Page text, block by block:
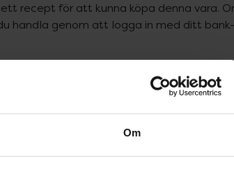
Om
ett recept för att kunna köpa denna vara.
handla genom att logga in med ditt
Pris med recept
Högkostnadsskyddet gäller
82,84 kr
I apotek:82,84 kr